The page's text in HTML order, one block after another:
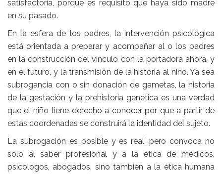
satisfactoria, porque es requisito que haya sido madre
en su pasado.
En la esfera de los padres, la intervención psicológica
está orientada a preparar y acompañar al o los padres
en la construcción del vínculo con la portadora ahora, y
en el futuro, y la transmisión de la historia al niño. Ya sea
subrogancia con o sin donación de gametas, la historia
de la gestación y la prehistoria genética es una verdad
que el niño tiene derecho a conocer por que a partir de
estas coordenadas se construirá la identidad del sujeto.
La subrogación es posible y es real, pero convoca no
sólo al saber profesional y a la ética de médicos,
psicólogos, abogados, sino también a la ética humana